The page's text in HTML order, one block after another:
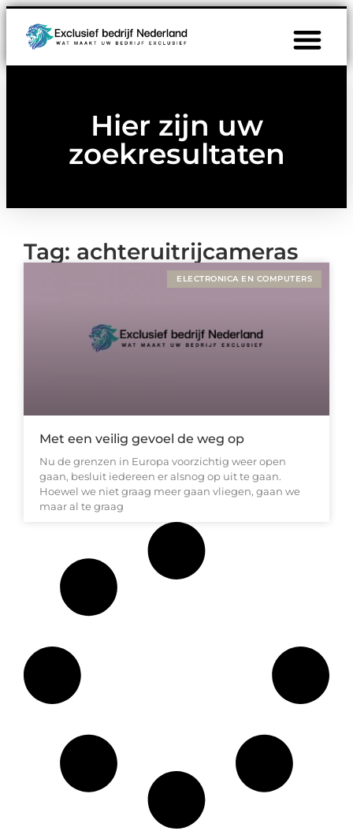
Hier zijn uw
zoekresultaten
Tag: achteruitrijcameras
ELECTRONICA EN COMPUTERS
Met een veilig gevoel de weg op
Nu de grenzen in Europa voorzichtig weer open
gaan, besluit iedereen er alsnog op uit te gaan.
Hoewel we niet graag meer gaan vliegen, gaan we
maar al te graag